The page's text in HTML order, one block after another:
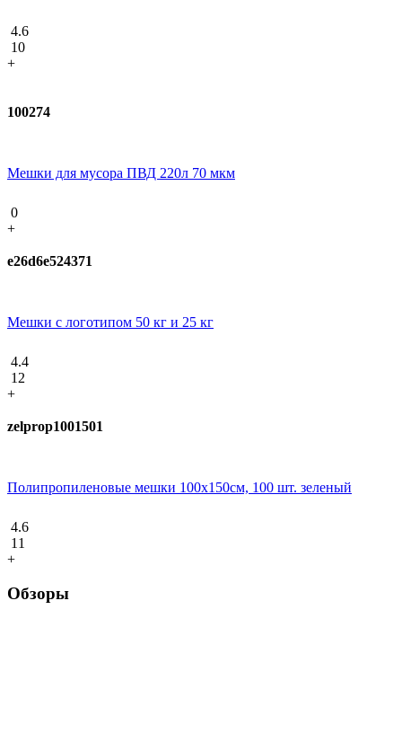
4.6
10
+
100274
Мешки для мусора ПВД 220л 70 мкм
0
+
e26d6e524371
Мешки с логотипом 50 кг и 25 кг
4.4
12
+
zelprop1001501
Полипропиленовые мешки 100х150см, 100 шт. зеленый
4.6
11
+
Обзоры